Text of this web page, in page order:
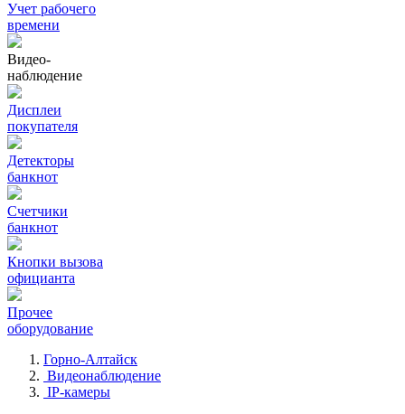
Учет рабочего
времени
Видео‑
наблюдение
Дисплеи
покупателя
Детекторы
банкнот
Счетчики
банкнот
Кнопки вызова
официанта
Прочее
оборудование
Горно-Алтайск
Видеонаблюдение
IP-камеры